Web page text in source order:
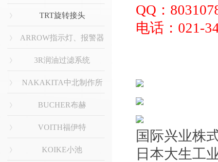
TRT旋转接头
ARROW指示灯、报警器
3R润油过滤系统
NAKAKITA中北制作所
BUCHER布赫
VOITH福伊特
KOIKE小池
QQ：
电话：021-
国际兴业株
日本大生工